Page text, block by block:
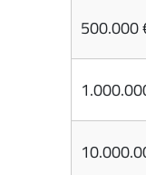
500.000